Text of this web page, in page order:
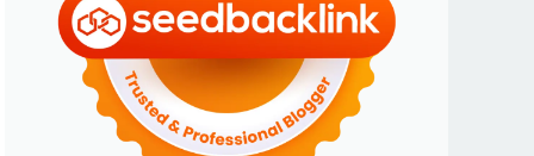
►2023(70)
►Desember 2023(5)
►November 2023
(6)
►Oktober 2023(6)